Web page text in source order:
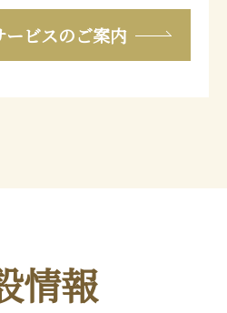
ービスのご案内
情報